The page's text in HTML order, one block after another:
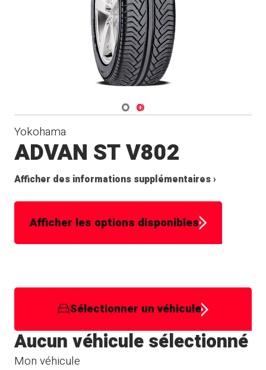
Navigate 1
Navigate 2
Yokohama
ADVAN ST V802
Afficher des informations supplémentaires ›
Afficher les options disponibles
Sélectionner un véhicule
Mon véhicule
Aucun véhicule sélectionné